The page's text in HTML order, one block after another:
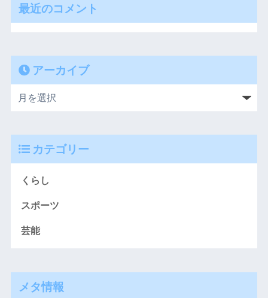
最近のコメント
アーカイブ
カテゴリー
くらし
スポーツ
芸能
メタ情報